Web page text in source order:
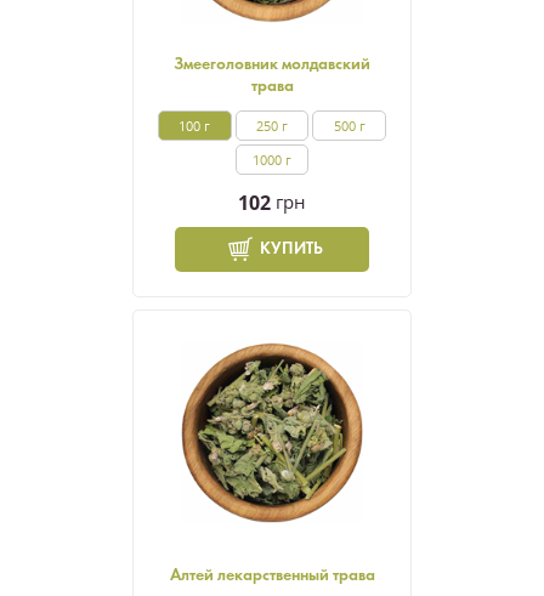
Змееголовник молдавский
трава
100 г 250 г
500 г
1000 г
102 грн
КУПИТЬ
Алтей лекарственный трава